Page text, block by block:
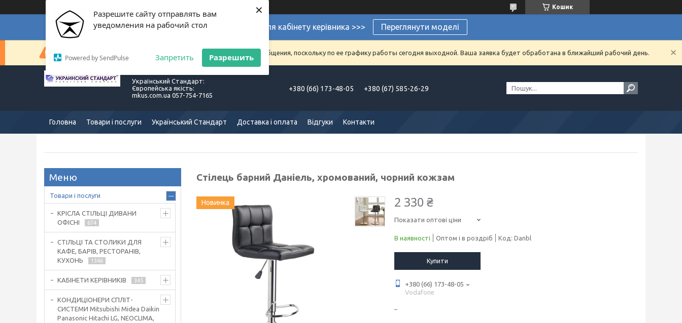
Разрешите сайту отправлять вам
уведомления на рабочий стол
Powered by SendPulse Запретить Разрешить
× Кошик
Супермеблі для кабінету керівника >>> Переглянути моделі
Сейчас компания не может быстро обрабатывать заказы и сообщения, поскольку по ее графику работы сегодня выходной. Ваша заявка будет обработана в ближайший рабочий день.
Український Стандарт:
Європейська якість:
mkus.com.ua 057-754-7165
+380 (66) 173-48-05 +380 (67) 585-26-29
Головна Товари і послуги Український Стандарт Доставка і оплата Відгуки Контакти
Стілець барний Даніель, хромований, чорний кожзам
Новинка 2 330 ₴
Показати оптові ціни
В наявності Оптом і в роздріб Код: Danbl
Купити
+380 (66) 173-48-05
Vodafone
Товари і послуги
КРІСЛА СТІЛЬЦІ ДИВАНИ
ОФІСНІ
674
СТІЛЬЦІ ТА СТОЛИКИ ДЛЯ
КАФЕ, БАРІВ, РЕСТОРАНІВ,
КУХОНЬ
1346
КАБІНЕТИ КЕРІВНИКІВ 345
КОНДИЦІОНЕРИ СПЛІТ-
СИСТЕМИ Mitsubishi Midea Daikin
Panasonic Hitachi LG, NEOCLIMA,